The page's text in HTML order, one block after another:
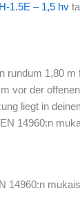
1.5E – 1,5 hv
rundum 1,80
vor der
liegt in
14960:n
14960:n